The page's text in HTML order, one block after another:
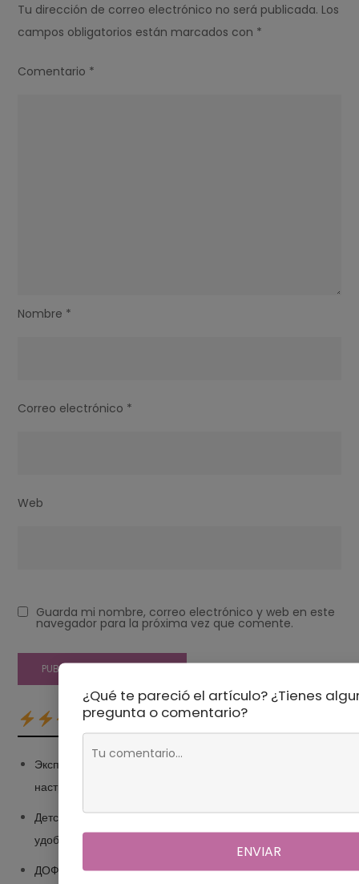
Tu dirección de correo electrónico no será publicada. Los
campos obligatorios están marcados con *
Comentario *
Nombre *
Correo electrónico *
Web
Guarda mi nombre, correo electrónico y web en este
navegador para la próxima vez que comente.
Экспозиция, выдержка и диафрагма: как работают
настройки фотоаппарата
Детские товары в Финляндии: Friros.fi, качественно и
удобно
ДОФАМІНОВІ САЙТИ: ЯК ПРАЦЮЮТЬ МЕХАНІЗМИ
¿Qué te pareció el artículo? ¿Tienes
pregunta o comentario?
ENVIAR